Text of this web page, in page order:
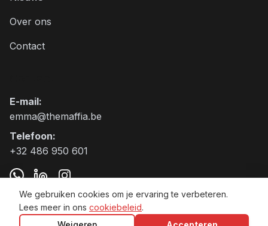
We gebruiken cookies om je ervaring te verbeteren.
Lees meer in ons cookiebeleid.
Over ons
Contact
E-mail:
emma@themaffia.be
Telefoon:
+32 486 950 601
The Maffia BV VAT:BE0797.905.271